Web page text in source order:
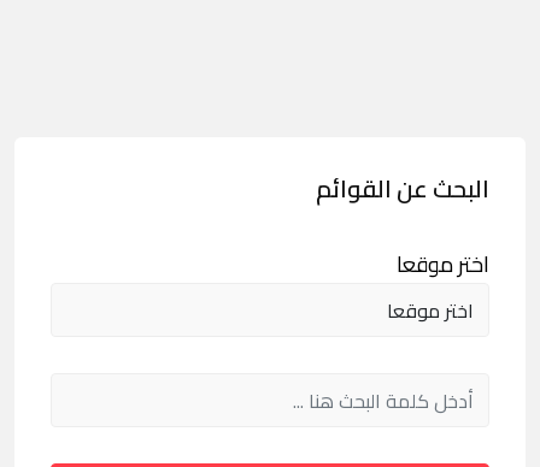
البحث عن القوائم
اختر موقعا